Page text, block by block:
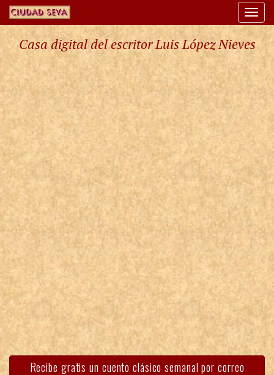
Casa digital del escritor Luis López Nieves
Recibe gratis un cuento clásico semanal por correo